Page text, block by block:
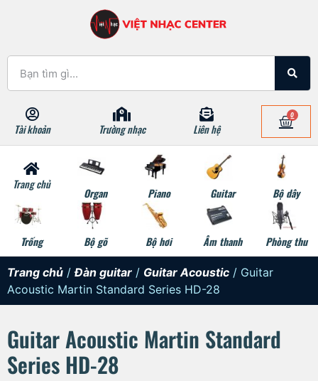
Tài khoản Trường nhạc Liên hệ
0
Trang chủ
Organ Piano Guitar Bộ dây
Trống Bộ gõ Bộ hơi Âm thanh Phòng thu
Trang chủ /Đàn guitar / Guitar Acoustic / Guitar
Acoustic Martin Standard Series HD-28
Guitar Acoustic Martin Standard
Series HD-28